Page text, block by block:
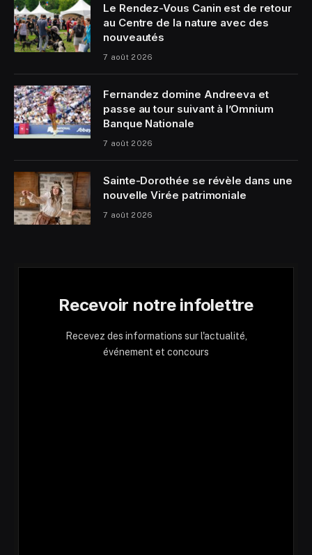
Le Rendez-Vous Canin est de retour
au Centre de la nature avec des
nouveautés
7 août 2026
Fernandez domine Andreeva et
passe au tour suivant à l’Omnium
Banque Nationale
7 août 2026
Sainte-Dorothée se révèle dans une
nouvelle Virée patrimoniale
7 août 2026
Recevoir notre infolettre
Recevez des informations sur l'actualité,
événement et concours